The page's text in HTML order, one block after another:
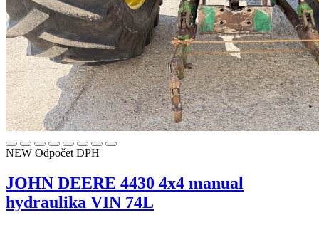
NEW Odpočet DPH
JOHN DEERE 4430 4x4 manual
hydraulika VIN 74L